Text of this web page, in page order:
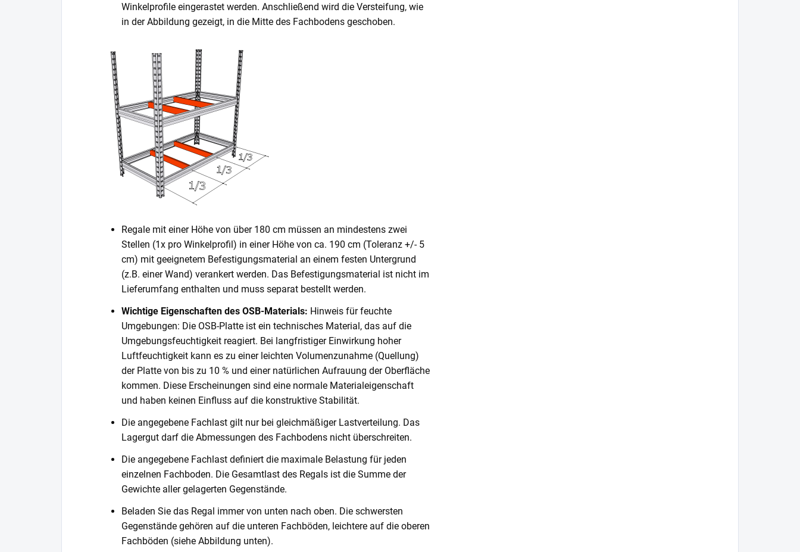
Winkelprofile eingerastet werden. Anschließend wird die Versteifung, wie
in der Abbildung gezeigt, in die Mitte des Fachbodens geschoben.
Regale mit einer Höhe von über 180 cm müssen an mindestens zwei
Stellen (1x pro Winkelprofil) in einer Höhe von ca. 190 cm (Toleranz +/- 5
cm) mit geeignetem Befestigungsmaterial an einem festen Untergrund
(z.B. einer Wand) verankert werden. Das Befestigungsmaterial ist nicht im
Lieferumfang enthalten und muss separat bestellt werden.
Wichtige Eigenschaften des OSB-Materials: Hinweis für feuchte
Umgebungen: Die OSB-Platte ist ein technisches Material, das auf die
Umgebungsfeuchtigkeit reagiert. Bei langfristiger Einwirkung hoher
Luftfeuchtigkeit kann es zu einer leichten Volumenzunahme (Quellung)
der Platte von bis zu 10 % und einer natürlichen Aufrauung der Oberfläche
kommen. Diese Erscheinungen sind eine normale Materialeigenschaft
und haben keinen Einfluss auf die konstruktive Stabilität.
Die angegebene Fachlast gilt nur bei gleichmäßiger Lastverteilung. Das
Lagergut darf die Abmessungen des Fachbodens nicht überschreiten.
Die angegebene Fachlast definiert die maximale Belastung für jeden
einzelnen Fachboden. Die Gesamtlast des Regals ist die Summe der
Gewichte aller gelagerten Gegenstände.
Beladen Sie das Regal immer von unten nach oben. Die schwersten
Gegenstände gehören auf die unteren Fachböden, leichtere auf die oberen
Fachböden (siehe Abbildung unten).